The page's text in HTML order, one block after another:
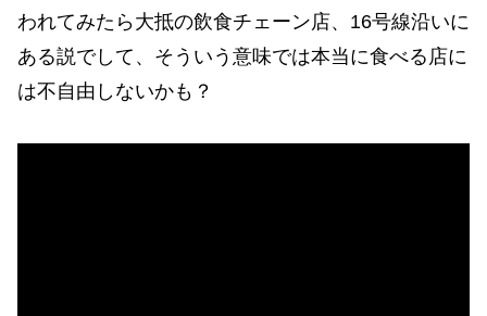
われてみたら大抵の飲食チェーン店、16号線沿いに
ある説でして、そういう意味では本当に食べる店に
は不自由しないかも？